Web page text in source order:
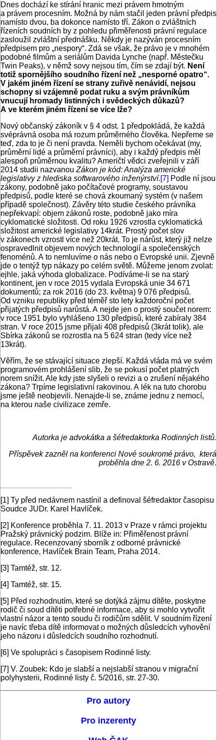
Dnes dochází ke stírání hranic mezi právem hmotným
a právem procesním. Možná by nám stačil jeden právní předpis
namísto dvou, ba dokonce namísto tří. Zákon o zvláštních
řízeních soudních by z pohledu přiměřenosti právní regulace
zasloužil zvláštní přednášku. Někdy je nazýván procesním
předpisem pro „nespory“. Zdá se však, že právo je v mnohém
podobné filmům a seriálům Davida Lynche (např. Městečku
Twin Peaks), v němž sovy nejsou tím, čím se zdají být. Není
totiž spornějšího soudního řízení než „nesporné opatro“.
V jakém jiném řízení se strany zuřivě nenávidí, nejsou
schopny si vzájemně podat ruku a svým právníkům
vnucují hromady listinných i svědeckých důkazů?
A ve kterém jiném řízení se více lže?
Nový občanský zákoník v § 4 odst. 1 předpokládá, že každá
svéprávná osoba má rozum průměrného člověka. Nepřeme se
teď, zda to je či není pravda. Neměli bychom očekávat (my,
průměrní lidé a průměrní právníci), aby i každý předpis měl
alespoň průměrnou kvalitu? Američtí vědci zveřejnili v září
2014 studii nazvanou Zákon je kód: Analýza americké
legislativy z hlediska softwarového inženýrství.[7] Podle ní jsou
zákony, podobně jako počítačové programy, soustavou
předpisů, podle které se chová zkoumaný systém (v našem
případě společnost). Závěry této studie českého právníka
nepřekvapí: objem zákonů roste, podobně jako míra
cyklomatické složitosti. Od roku 1926 vzrostla cyklomatická
složitost americké legislativy 14krát. Prostý počet slov
v zákonech vzrostl více než 20krát. To je nárůst, který již nelze
ospravedlnit objevem nových technologií a společenských
fenoménů. A to nemluvíme o nás nebo o Evropské unii. Zjevně
jde o tentýž typ nákazy po celém světě. Můžeme jenom zvolat:
ejhle, jaká výhoda globalizace. Podíváme-li se na starý
kontinent, jen v roce 2015 vydala Evropská unie 34 671
dokumentů; za rok 2016 (do 23. května) 9 076 předpisů.
Od vzniku republiky před téměř sto lety každoroční počet
přijatých předpisů narůstá. A nejde jen o prostý součet norem:
v roce 1951 bylo vyhlášeno 130 předpisů, které zabíraly 384
stran. V roce 2015 jsme přijali 408 předpisů (3krát tolik), ale
Sbírka zákonů se rozrostla na 5 624 stran (tedy více než
13krát).
Věřím, že se stávající situace zlepší. Každá vláda má ve svém
programovém prohlášení slib, že se pokusí počet platných
norem snížit. Ale kdy jste slyšeli o revizi a o zrušení nějakého
zákona? Trpíme legislativní rakovinou. A lék na tuto chorobu
jsme ještě neobjevili. Nenajde-li se, známe jednu z nemocí,
na kterou naše civilizace zemře.
Autorka je advokátka a šéfredaktorka Rodinných listů.
Příspěvek zazněl na konferenci Nové soukromé právo, která
proběhla dne 2. 6. 2016 v Ostravě.
[1] Ty před nedávnem nastínil a definoval šéfredaktor časopisu
Soudce JUDr. Karel Havlíček.
[2] Konference proběhla 7. 11. 2013 v Praze v rámci projektu
Pražský právnický podzim. Blíže in: Přiměřenost právní
regulace. Recenzovaný sborník z odborné právnické
konference, Havlíček Brain Team, Praha 2014.
[3] Tamtéž, str. 12.
[4] Tamtéž, str. 15.
[5] Před rozhodnutím, které se dotýká zájmu dítěte, poskytne
rodič či soud dítěti potřebné informace, aby si mohlo vytvořit
vlastní názor a tento soudu či rodičům sdělit. V soudním řízení
je navíc třeba dítě informovat o možných důsledcích vyhovění
jeho názoru i důsledcích soudního rozhodnutí.
[6] Ve spolupráci s časopisem Rodinné listy.
[7] V. Zoubek: Kdo je slabší a nejslabší stranou v migrační
polyhysterii, Rodinné listy č. 5/2016, str. 27-30.
Pro autory
Pro inzerenty